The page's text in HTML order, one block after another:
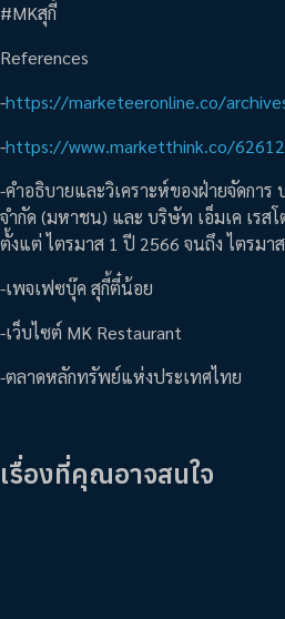
#MKสุกี้
References
-https://marketeeronline.co/
-https://www.marketthink.co/62612
-คำอธิบายและวิเคราะห์ของฝ่ายจัดการ
จำกัด (มหาชน) และ บริษัท เอ็มเค เรส
ตั้งแต่ ไตรมาส 1 ปี 2566 จนถึง ไตรมา
-เพจเฟซบุ๊ค สุกี้ตี๋น้อย
-เว็บไซต์ MK Restaurant
-ตลาดหลักทรัพย์แห่งประเทศไทย
เรื่องที่คุณอาจสนใจ